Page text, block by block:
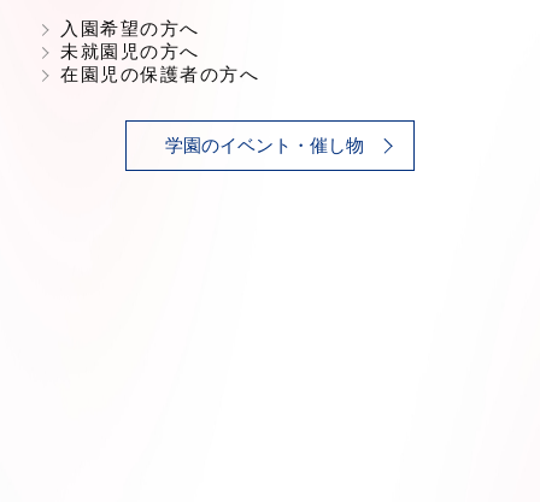
入園希望の方へ
未就園児の方へ
在園児の保護者の方へ
学園のイベント・催し物